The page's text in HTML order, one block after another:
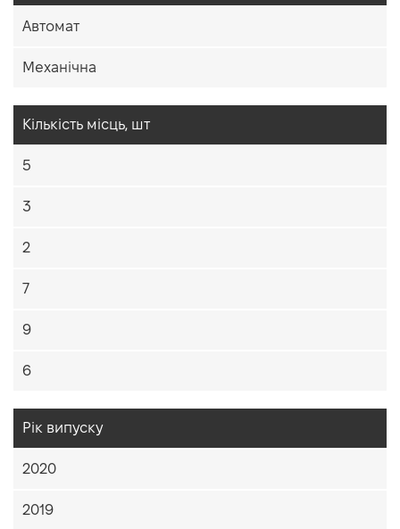
Автомат
Механічна
Кiлькiсть мiсць, шт
5
3
2
7
9
6
Рік випуску
2020
2019